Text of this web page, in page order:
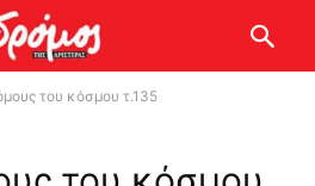
του κόσμου τ.135